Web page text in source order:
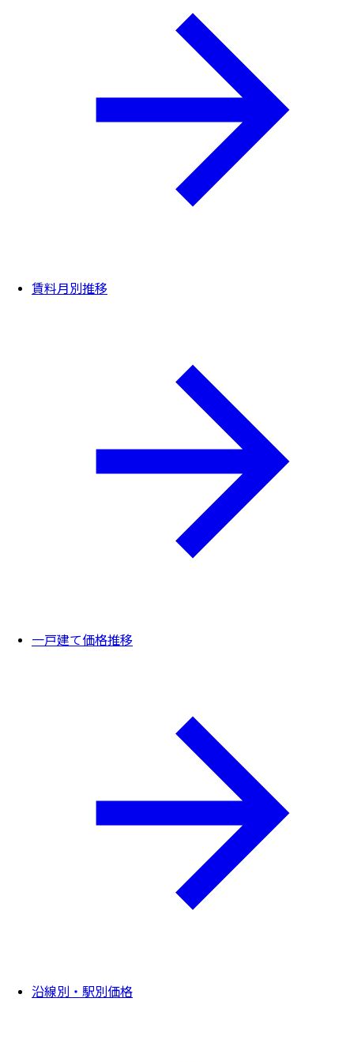
賃料月別推移
一戸建て価格推移
沿線別・駅別価格